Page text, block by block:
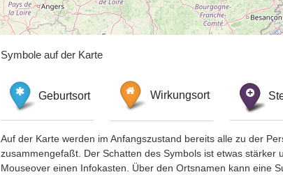
Symbole auf der Karte
Geburtsort Wirkungsort
Auf der Karte werden im Anfangszustand bereits alle zu der
zusammengefaßt. Der Schatten des Symbols ist etwas
Mouseover einen Infokasten. Über den Ortsnamen kann eine